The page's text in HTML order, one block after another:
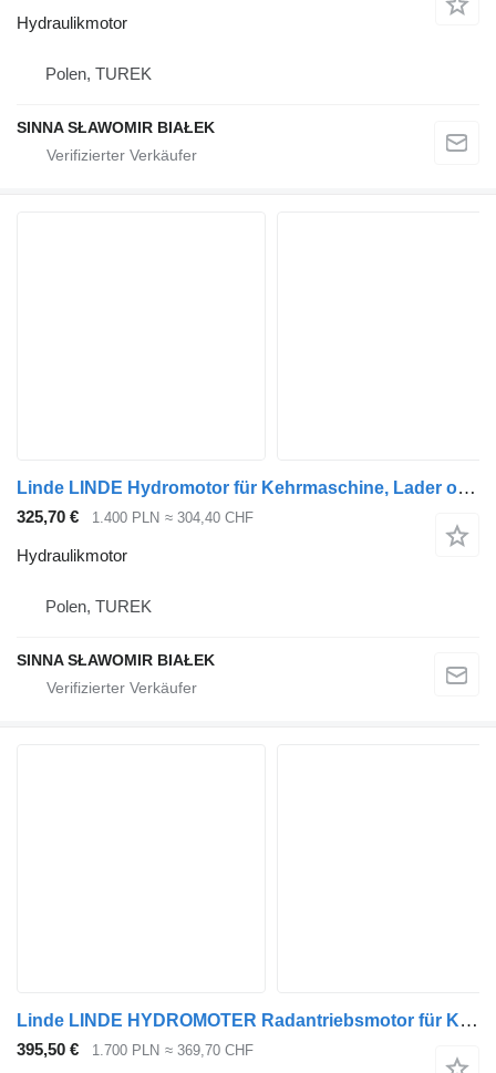
Hydraulikmotor
Polen, TUREK
SINNA SŁAWOMIR BIAŁEK
Linde LINDE Hydromotor für Kehrmaschine, Lader oder andere 2923 Hydraulikmotor für Straßenreinigungsgerät
325,70 € 1.400 PLN ≈ 304,40 CHF
Hydraulikmotor
Polen, TUREK
SINNA SŁAWOMIR BIAŁEK
Linde LINDE HYDROMOTER Radantriebsmotor für Kehrmaschine/Wagen HMF50.2 26 Hydraulikmotor für Kehrmaschine
395,50 € 1.700 PLN ≈ 369,70 CHF